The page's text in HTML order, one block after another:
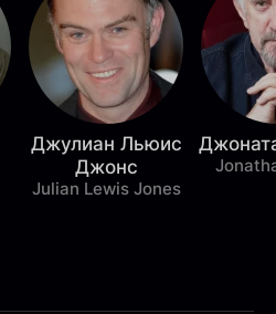
Джулиан Льюис
Джонс
Julian Lewis Jones